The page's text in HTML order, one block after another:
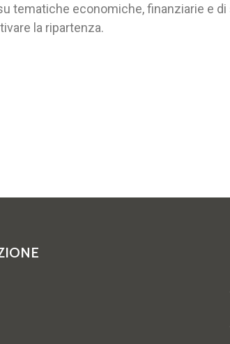
tematiche economiche, finanziarie e
la ripartenza.